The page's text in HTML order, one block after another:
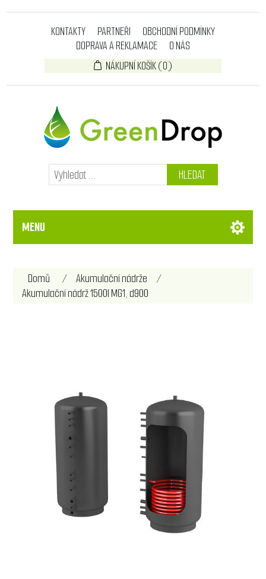
KONTAKTY PARTNEŘI
OBCHODNÍ PODMÍNKY
DOPRAVA A REKLAMACE
O NÁS
NÁKUPNÍ KOŠÍK(0)
HLEDAT
MENU
Domů / Akumulační nádrže
/
Akumulační nádrž 1500l MG1, d900
Název atributu